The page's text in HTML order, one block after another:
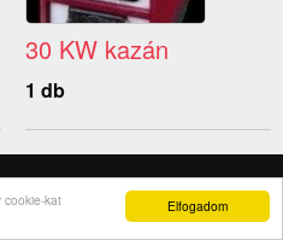
Elfogadom
kat
30 KW kazán
1 db